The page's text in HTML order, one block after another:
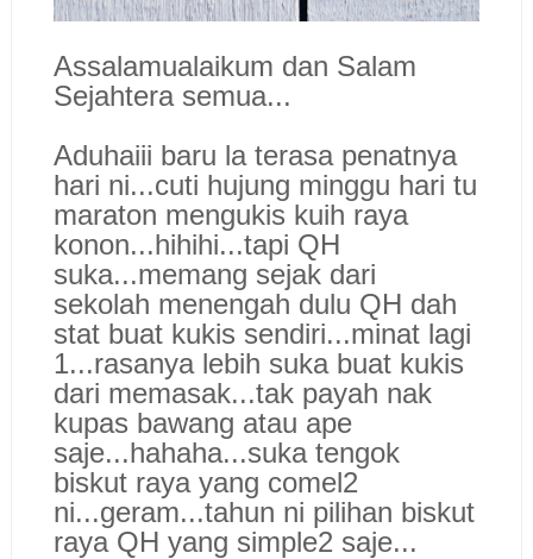
Assalamualaikum dan Salam
Sejahtera semua...
Aduhaiii baru la terasa penatnya
hari ni...cuti hujung minggu hari tu
maraton mengukis kuih raya
konon...hihihi...tapi QH
suka...memang sejak dari
sekolah menengah dulu QH dah
stat buat kukis sendiri...minat lagi
1...rasanya lebih suka buat kukis
dari memasak...tak payah nak
kupas bawang atau ape
saje...hahaha...suka tengok
biskut raya yang comel2
ni...geram...tahun ni pilihan biskut
raya QH yang simple2 saje...